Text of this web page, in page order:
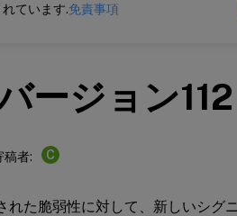
ています.免責事項
ージョン112
稿者: C
た脆弱性に対して、新しいシグ